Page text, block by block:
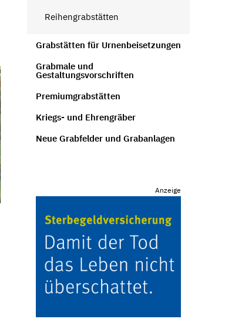
Reihengrabstätten
Grabstätten für Urnenbeisetzungen
Grabmale und
Gestaltungsvorschriften
Premiumgrabstätten
Kriegs- und Ehrengräber
Neue Grabfelder und Grabanlagen
Anzeige